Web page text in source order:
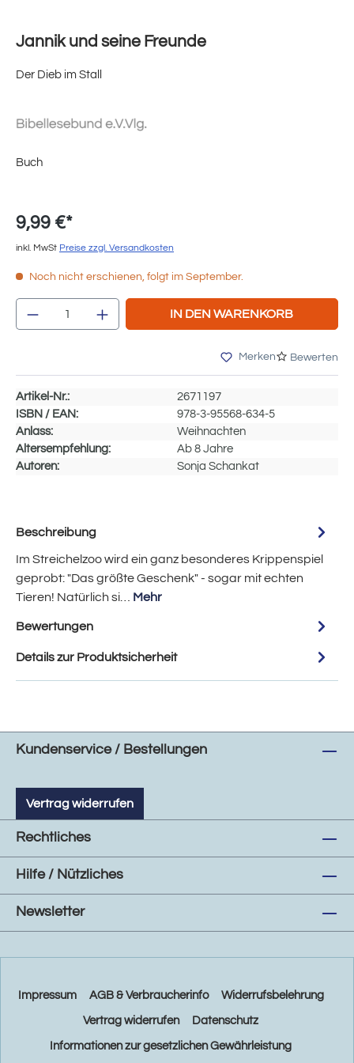
Jannik und seine Freunde
Der Dieb im Stall
Buch
9,99 €*
inkl. MwSt Preise zzgl. Versandkosten
Noch nicht erschienen, folgt im September.
Produkt Anzahl: Gib den gewünschten
IN DEN WARENKORB
Merken Bewerten
Artikel-Nr.:
2671197
ISBN / EAN:
978-3-95568-634-5
Anlass:
Weihnachten
Altersempfehlung:
Ab 8 Jahre
Autoren:
Sonja Schankat
Beschreibung
Im Streichelzoo wird ein ganz besonderes Krippenspiel
geprobt: "Das größte Geschenk" - sogar mit echten
Tieren! Natürlich si… Mehr
Bewertungen
Details zur Produktsicherheit
Kundenservice / Bestellungen
Vertrag widerrufen
Rechtliches
Hilfe / Nützliches
Newsletter
Impressum AGB & Verbraucherinfo Widerrufsbelehrung
Vertrag widerrufen Datenschutz
Informationen zur gesetzlichen Gewährleistung